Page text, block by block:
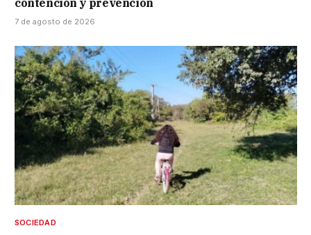
7 de agosto de 2026
SOCIEDAD